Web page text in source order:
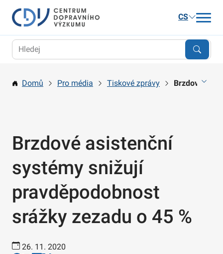
CS
Aktuality
Domů Pro média Tiskové zprávy Brzdové
Brzdové asistenční
systémy snižují
pravděpodobnost
srážky zezadu o 45 %
26. 11. 2020